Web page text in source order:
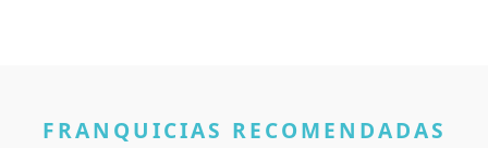
FRANQUICIAS RECOMENDADAS